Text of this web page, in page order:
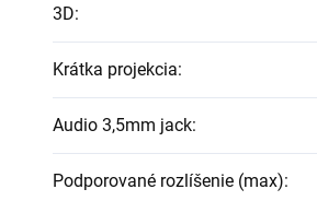
3D:
Krátka projekcia:
Audio 3,5mm jack:
Podporované rozlíšenie (max):